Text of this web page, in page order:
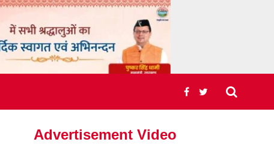
Advertisement Video